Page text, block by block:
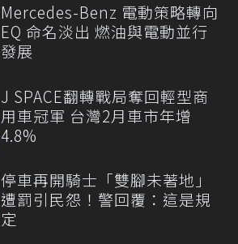
Mercedes-Benz 電動策略轉向
EQ 命名淡出 燃油與電動並行
發展
J SPACE翻轉戰局奪回輕型商
用車冠軍 台灣2月車市年增
4.8%
停車再開騎士「雙腳未著地」
遭罰引民怨！警回覆：這是規
定